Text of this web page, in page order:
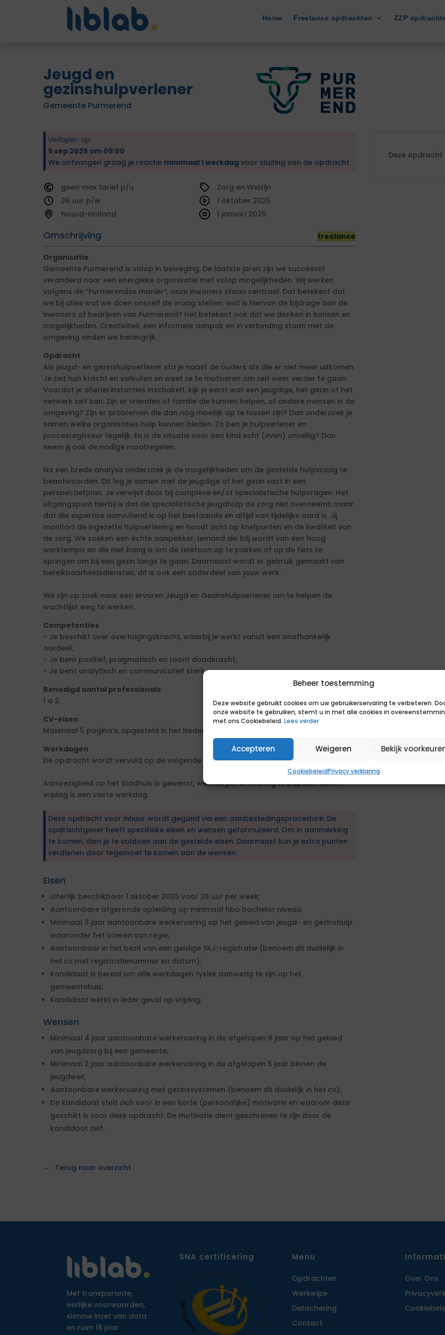
Beheer toestemming
Deze website gebruikt cookies om uw gebruikerservaring te verbeteren.
onze website te gebruiken, stemt u in met alle cookies in
met ons Cookiebeleid. Lees verder
Accepteren Weigeren Bekijk
CookiebeleidPrivacy verklaring
Home Freelance opdrachten ZZP
Jeugd en
gezinshulpverlener
Gemeente Purmerend
Verlopen op:
5 sep 2025 om 09:00
We ontvangen graag je reactie minimaal 1 werkdag voor sluiting van de opdracht.
geen
tarief
36
Noord-Holland
Zorg en Welzijn
Omschrijving freelance
1 oktober 2025
1 januari 2026
Organisatie
Gemeente Purmerend is volop in beweging. De laatste jaren zijn we succesvol
veranderd naar een energieke organisatie met volop mogelijkheden. Wij werken
volgens de “Purmerendse manier”, onze inwoners staan centraal. Dat betekent dat
we bij alles wat we doen onszelf de vraag stellen; wat is hiervan de bijdrage aan de
inwoners of bedrijven van Purmerend? Het betekent ook dat we denken in kansen en
mogelijkheden. Creativiteit, een informele aanpak en in verbinding staan met de
omgeving vinden we belangrijk.
Opdracht
Als jeugd- en gezinshulpverlener sta je naast de ouders als die er niet meer uitkomen.
Je ziet hun kracht en valkuilen en weet ze te motiveren om zelf weer verder te gaan.
Voordat je allerlei instanties inschakelt, kijk je eerst wat een jeugdige, het gezin of het
netwerk zelf kan. Zijn er vrienden of familie die kunnen helpen, of andere mensen in de
omgeving? Zijn er problemen die dan nog moeilijk op te lossen zijn? Dan onderzoek je
samen welke organisaties hulp kunnen bieden. Zo ben je hulpverlener en
procesregisseur tegelijk. En is de situatie voor een kind echt (even) onveilig? Dan
neem jij ook de nodige maatregelen.
Na een brede analyse onderzoek je de mogelijkheden om de gestelde hulpvraag te
beantwoorden. Dit leg je samen met de jeugdige of het gezin vast in een
perspectiefplan. Je verwijst door bij complexe en/of specialistische hulpvragen. Het
uitgangspunt hierbij is dat de specialistische jeugdhulp de zorg niet overneemt, maar
dat die expertise aanvullend is op het bestaande en altijd van tijdelijke aard is. Jij
monitort de ingezette hulpverlening en houdt zicht op knelpunten en de kwaliteit van
de zorg. We zoeken een echte aanpakker. Iemand die blij wordt van een hoog
werktempo en die niet bang is om de telefoon op te pakken of op de fiets te
springen om bij een gezin langs te gaan. Daarnaast wordt er gebruik gemaakt van
bereikbaarheidsdiensten, dit is ook een onderdeel van jouw werk.
We zijn op zoek naar een ervaren Jeugd en Gezinshulpverlener om te helpen de
wachtlijst weg te werken.
Competenties
- Je beschikt over overtuigingskracht, waarbij je werkt vanuit een onafhankelijk
oordeel;
- Je bent positief, pragmatisch en toont daadkracht;
- Je bent analytisch en communicatief sterk.
Benodigd aantal professionals
1 a 2.
CV-eisen
Maximaal 5 pagina’s, opgesteld in het Nederlands, minimaal 2 referenties.
Werkdagen
De opdracht wordt vervuld op de volgende werkdagen: Ma – Di – Wo – Do - Vrij.
Aanwezigheid op het Stadhuis is gewenst, werkdagen in overleg te bepalen allen
vrijdag is een vaste werkdag.
Deze opdracht voor inhuur wordt gegund via een aanbestedingsprocedure. De
opdrachtgever heeft specifieke eisen en wensen geformuleerd. Om in aanmerking
te komen, dien je te voldoen aan de gestelde eisen. Daarnaast kun je extra punten
verdienen door tegemoet te komen aan de wensen.
Eisen
Uiterlijk beschikbaar 1 oktober 2025 voor 36 uur per week;
Aantoonbare afgeronde opleiding op minimaal hbo bachelor niveau;
Minimaal 3 jaar aantoonbare werkervaring op het gebied van jeugd- en gezinshulp
waaronder het voeren van regie;
Aantoonbaar in het bezit van een geldige SKJ-registratie (benoem dit duidelijk in
het cv met registratienummer en datum);
Kandidaat is bereid om alle werkdagen fysiek aanwezig te zijn op het
gemeentehuis;
Kandidaat werkt in ieder geval op vrijdag;
Wensen
Minimaal 4 jaar aantoonbare werkervaring in de afgelopen 6 jaar op het gebied
van jeugdzorg bij een gemeente;
Minimaal 2 jaar aantoonbare werkervaring in de afgelopen 5 jaar binnen de
jeugdwet;
Aantoonbare werkervaring met gezinssystemen (benoem dit duidelijk in het cv);
De kandidaat stelt zich voor in een korte (persoonlijke) motivatie en waarom deze
geschikt is voor deze opdracht. De motivatie dient geschreven te zijn door de
kandidaat zelf.
Deze opdracht
Terug naar overzicht
Met transparante,
eerlijke voorwaarden,
slimme inzet van data
en ruim 18 jaar
SNA certificering Menu
Opdrachten
Werkwijze
Detachering
Contact
Over Ons